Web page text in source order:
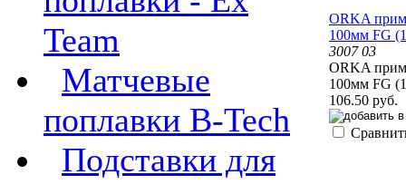
Team
Матчевые
поплавки B-Tech
Подставки для
ORKA
100мм FG
3007 03
ORKA
100мм FG
106.50 руб.